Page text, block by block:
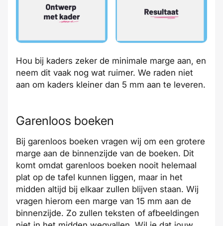
Hou bij kaders zeker de minimale marge aan, en
neem dit vaak nog wat ruimer. We raden niet
aan om kaders kleiner dan 5 mm aan te leveren.
Garenloos boeken
Bij garenloos boeken vragen wij om een grotere
marge aan de binnenzijde van de boeken. Dit
komt omdat garenloos boeken nooit helemaal
plat op de tafel kunnen liggen, maar in het
midden altijd bij elkaar zullen blijven staan. Wij
vragen hierom een marge van 15 mm aan de
binnenzijde. Zo zullen teksten of afbeeldingen